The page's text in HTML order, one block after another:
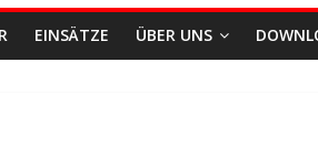
EINSÄTZE ÜBER UNS